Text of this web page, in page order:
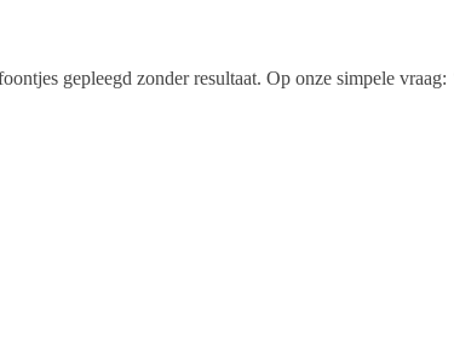
gepleegd zonder resultaat. Op onze simpele vraag: